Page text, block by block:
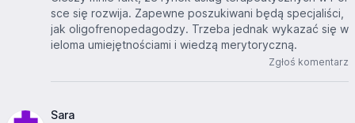
sce się rozwija. Zapewne poszukiwani będą specjaliści,
jak oligofrenopedagodzy. Trzeba jednak wykazać się w
ieloma umiejętnościami i wiedzą merytoryczną.
Zgłoś komentarz
Sara